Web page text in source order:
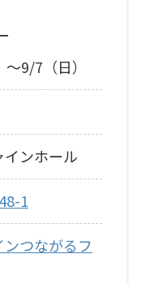
9/7（日）
インホール
1
つながるフ